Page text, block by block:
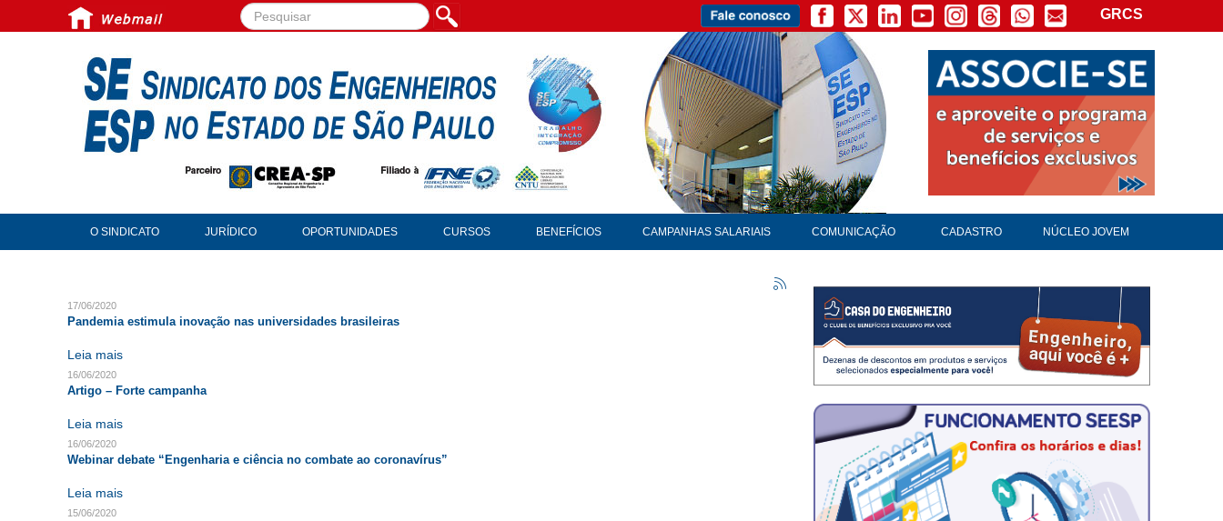
Pesquisar... GRCS
O SINDICATO JURÍDICO OPORTUNIDADES CURSOS BENEFÍCIOS CAMPANHAS SALARIAIS COMUNICAÇÃO CADASTRO NÚCLEO JOVEM
17/06/2020
Pandemia estimula inovação nas universidades brasileiras
Leia mais
16/06/2020
Artigo – Forte campanha
Leia mais
16/06/2020
Webinar debate “Engenharia e ciência no combate ao coronavírus”
Leia mais
15/06/2020